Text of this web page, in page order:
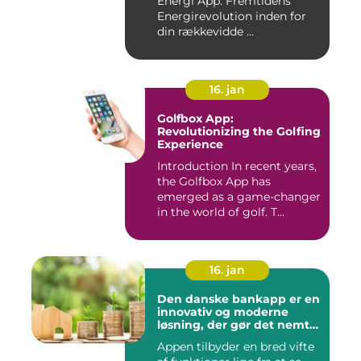
Energirevolution
Energirevolution inden for
din rækkevidde ...
16. jan
Golfbox App:
Revolutionizing the Golfing
Experience
Introduction In recent years,
the Golfbox App has
emerged as a game-changer
in the world of golf. T...
16. jan
Den danske bankapp er en
innovativ og moderne
løsning, der gør det nemt
at administrere deres
Appen tilbyder en bred vifte